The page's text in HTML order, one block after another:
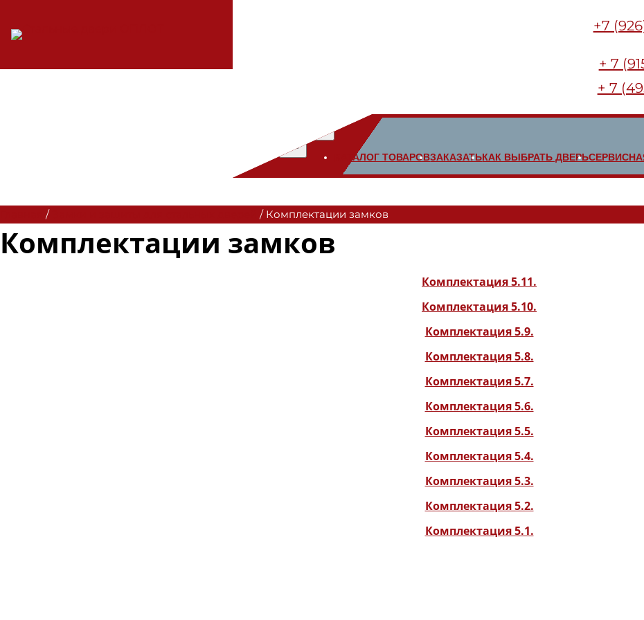
+7
+ 7
+ 7
КАТАЛОГ ТОВАРОВЗАКАЗАТЬКАК ВЫБРАТЬ ДВЕРЬ
/ / Комплектации замков
Комплектации замков
Комплектация 5.11.
Комплектация 5.10.
Комплектация 5.9.
Комплектация 5.8.
Комплектация 5.7.
Комплектация 5.6.
Комплектация 5.5.
Комплектация 5.4.
Комплектация 5.3.
Комплектация 5.2.
Комплектация 5.1.